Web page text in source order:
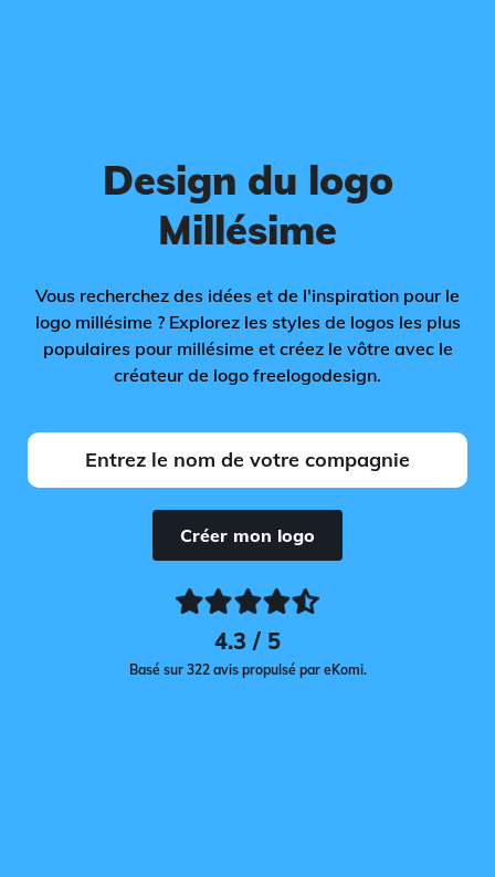
Design du logo
Millésime
Vous recherchez des idées et de l'inspiration pour le
logo millésime ? Explorez les styles de logos les plus
populaires pour millésime et créez le vôtre avec le
créateur de logo freelogodesign.
Créer mon logo
4.3 / 5
Basé sur 322 avis propulsé par eKomi.